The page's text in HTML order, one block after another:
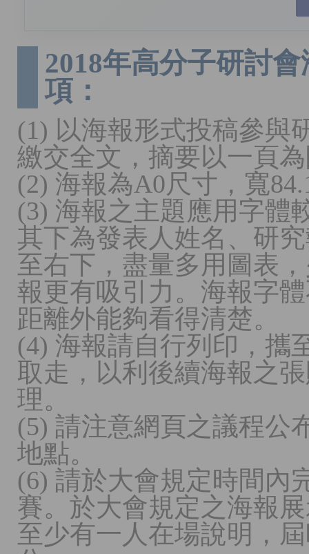
2018年高分子研討
項：
(1) 以海報形式投稿參與
繳交全文，摘要以一頁
(2) 海報為A0尺寸，寬
(3) 海報之主題應用字體
其下為發表人姓名、研
至右下，盡量多用圖表
報更有吸引力。海報字
距離外能夠看得清楚。
(4) 海報請自行列印，攜
取走，以利後續海報之
理。
(5) 請注意網頁之議程公
地點。
(6) 請於大會規定時間內
賽。於大會規定之海報
至少有一人在場說明，